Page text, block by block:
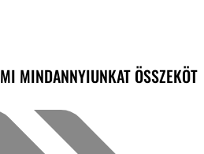
MINDANNYIUNKAT ÖSSZEKÖT